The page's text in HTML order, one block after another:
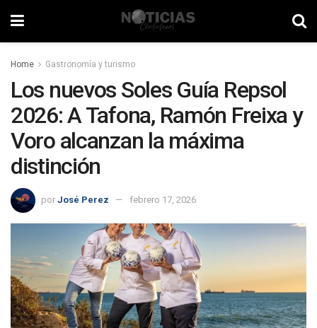
Home Gastronomía y turismo
Los nuevos Soles Guía Repsol
2026: A Tafona, Ramón Freixa y
Voro alcanzan la máxima
distinción
por José Perez febrero 17, 2026